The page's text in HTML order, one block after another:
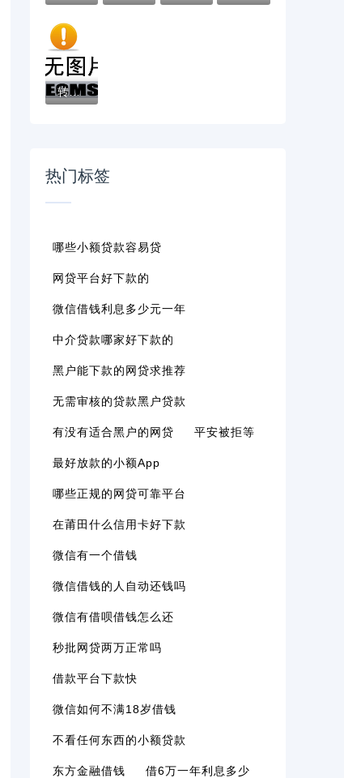
转转借钱靠谱吗？实测分析+避坑指南！
热门标签
哪些小额贷款容易贷
网贷平台好下款的
微信借钱利息多少元一年
中介贷款哪家好下款的
黑户能下款的网贷求推荐
无需审核的贷款黑户贷款
有没有适合黑户的网贷 平安被拒等
最好放款的小额app
哪些正规的网贷可靠平台
在莆田什么信用卡好下款
微信有一个借钱
微信借钱的人自动还钱吗
微信有借呗借钱怎么还
秒批网贷两万正常吗
借款平台下款快
微信如何不满18岁借钱
不看任何东西的小额贷款
东方金融借钱 借6万一年利息多少